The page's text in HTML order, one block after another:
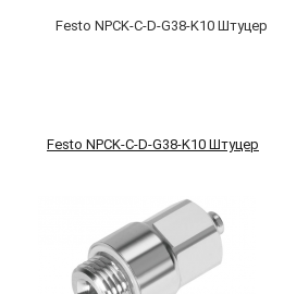
Festo NPCK-C-D-G38-K10 Штуцер